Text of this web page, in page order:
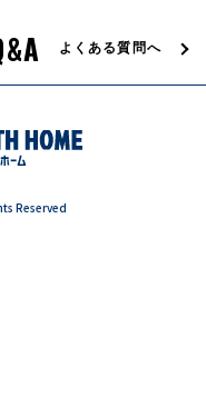
よくある質問へ
Reserved